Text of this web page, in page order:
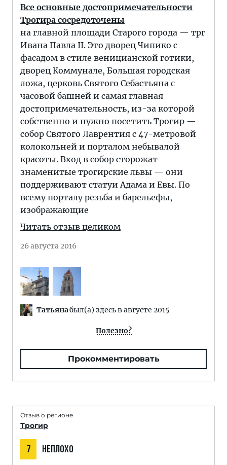
Все основные достопримечательности
Трогира сосредоточены
на главной площади Старого города — трг
Ивана Павла II. Это дворец Чипико с
фасадом в стиле веницианской готики,
дворец Коммунале, Большая городская
ложа, церковь Святого Себастьяна с
часовой башней и самая главная
достопримечательность, из-за которой
собственно и нужно посетить Трогир —
собор Святого Лаврентия с 47-метровой
колокольней и порталом небывалой
красоты. Вход в собор сторожат
знаменитые трогирские львы — они
поддерживают статуи Адама и Евы. По
всему порталу резьба и барельефы,
изображающие
Читать отзыв целиком
26 августа 2016
Татьянабыл(а) здесь в августе 2015
Полезно?
Прокомментировать
Отзыв о регионе
Трогир
7 НЕПЛОХО